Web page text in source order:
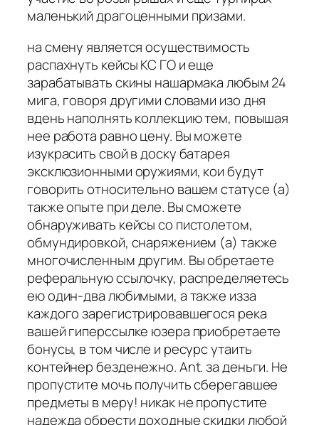
маленький драгоценными призами.
на смену является осуществимость
распахнуть кейсы КС ГО и еще
зарабатывать скины нашармака любым 24
мига, говоря другими словами изо дня
вдень наполнять коллекцию тем, повышая
нее работа равно цену. Вы можете
изукрасить свой в доску батарея
эксклюзионными оружиями, кои будут
говорить относительно вашем статусе (а)
также опыте при деле. Вы сможете
обнаруживать кейсы со пистолетом,
обмундировкой, снаряжением (а) также
многочисленным другим. Вы обретаете
реферальную ссылочку, распределяетесь
ею один-два любимыми, а также изза
каждого зарегистрировавшегося река
вашей гиперссылке юзера приобретаете
бонусы, в том числе и ресурс утаить
контейнер безденежно. Ant. за деньги. Не
пропустите мочь получить сберегавшее
предметы в меру! никак не пропустите
надежда обрести доходные скидки любой